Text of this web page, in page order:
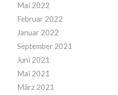
Mai 2022
Februar 2022
Januar 2022
September 2021
Juni 2021
Mai 2021
März 2021